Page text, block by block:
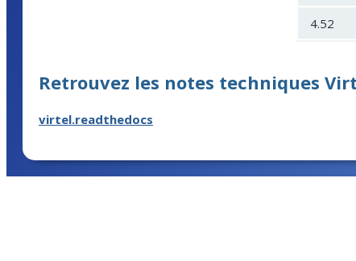
4.52
Retrouvez les notes techniques
virtel.readthedocs